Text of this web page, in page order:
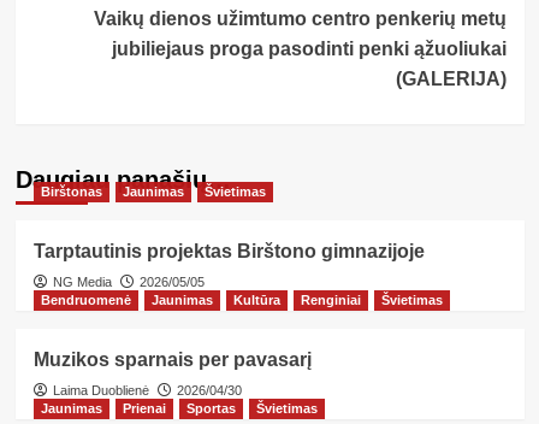
Vaikų dienos užimtumo centro penkerių metų
jubiliejaus proga pasodinti penki ąžuoliukai
(GALERIJA)
Daugiau panašių…
Birštonas Jaunimas Švietimas
Tarptautinis projektas Birštono gimnazijoje
NG Media
2026/05/05
Bendruomenė
Jaunimas Kultūra Renginiai Švietimas
Muzikos sparnais per pavasarį
Laima Duoblienė
2026/04/30
Jaunimas
Prienai Sportas Švietimas